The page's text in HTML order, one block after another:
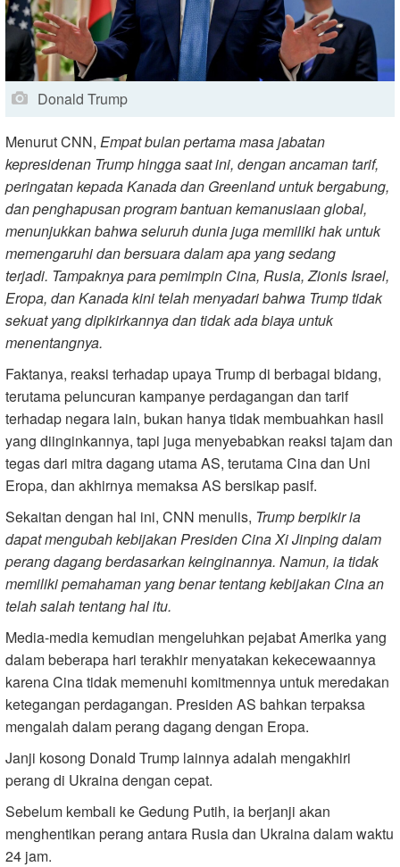
Donald Trump
Menurut CNN, Empat bulan pertama masa jabatan
kepresidenan Trump hingga saat ini, dengan ancaman tarif,
peringatan kepada Kanada dan Greenland untuk bergabung,
dan penghapusan program bantuan kemanusiaan global,
menunjukkan bahwa seluruh dunia juga memiliki hak untuk
memengaruhi dan bersuara dalam apa yang sedang
terjadi. Tampaknya para pemimpin Cina, Rusia, Zionis Israel,
Eropa, dan Kanada kini telah menyadari bahwa Trump tidak
sekuat yang dipikirkannya dan tidak ada biaya untuk
menentangnya.
Faktanya, reaksi terhadap upaya Trump di berbagai bidang,
terutama peluncuran kampanye perdagangan dan tarif
terhadap negara lain, bukan hanya tidak membuahkan hasil
yang diinginkannya, tapi juga menyebabkan reaksi tajam dan
tegas dari mitra dagang utama AS, terutama Cina dan Uni
Eropa, dan akhirnya memaksa AS bersikap pasif.
Sekaitan dengan hal ini, CNN menulis, Trump berpikir ia
dapat mengubah kebijakan Presiden Cina Xi Jinping dalam
perang dagang berdasarkan keinginannya. Namun, ia tidak
memiliki pemahaman yang benar tentang kebijakan Cina an
telah salah tentang hal itu.
Media-media kemudian mengeluhkan pejabat Amerika yang
dalam beberapa hari terakhir menyatakan kekecewaannya
karena Cina tidak memenuhi komitmennya untuk meredakan
ketegangan perdagangan. Presiden AS bahkan terpaksa
mengalah dalam perang dagang dengan Eropa.
Janji kosong Donald Trump lainnya adalah mengakhiri
perang di Ukraina dengan cepat.
Sebelum kembali ke Gedung Putih, ia berjanji akan
menghentikan perang antara Rusia dan Ukraina dalam waktu
24 jam.